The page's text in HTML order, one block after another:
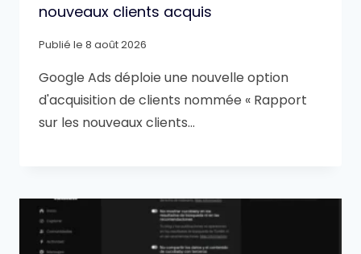
nouveaux clients acquis
Publié le 8 août 2026
Google Ads déploie une nouvelle option
d'acquisition de clients nommée « Rapport
sur les nouveaux clients…